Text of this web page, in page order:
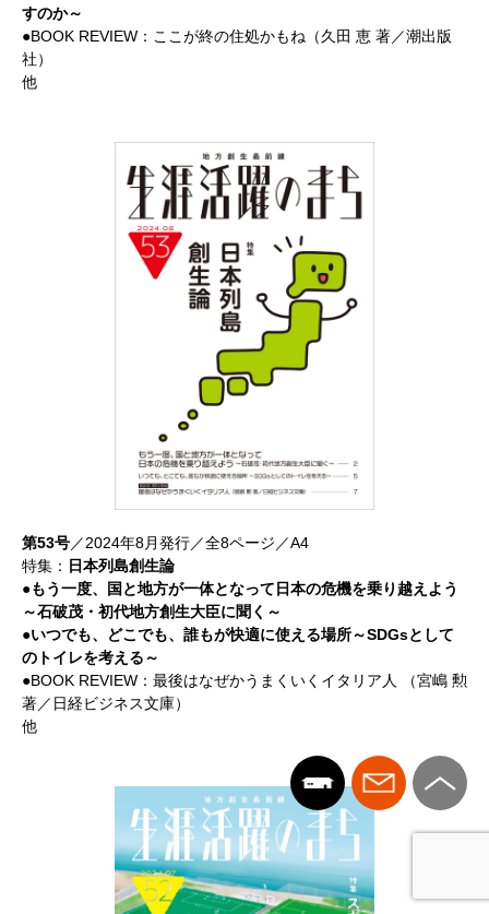
すのか～
●BOOK REVIEW：ここが終の住処かもね（久田 恵 著／潮出版
社）
他
第53号／2024年8月発行／全8ページ／A4
特集： 日本列島創生論
●もう一度、国と地方が一体となって日本の危機を乗り越えよう
～石破茂・初代地方創生大臣に聞く～
●いつでも、どこでも、誰もが快適に使える場所～SDGsとして
のトイレを考える～
●BOOK REVIEW：最後はなぜかうまくいくイタリア人 （宮嶋 勲
著／日経ビジネス文庫）
他